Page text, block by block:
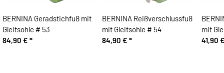
BERNINA Geradstichfuß mit
Gleitsohle # 53
84,90 € *
BERNINA Reißverschlussfuß
mit Gleitsohle # 54
84,90 € *
mit
41,90